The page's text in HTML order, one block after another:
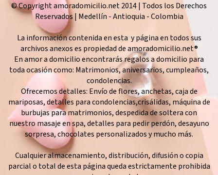
© Copyright amoradomicilio.net 2014 | Todos los Derechos
Reservados | Medellín - Antioquia - Colombia
La información contenida en esta y página en todos sus
archivos anexos es propiedad de amoradomicilio.net®
En amor a domicilio encontrarás regalos a domicilio para
toda ocasión como: Matrimonios, aniversarios, cumpleaños,
condolencias.
Ofrecemos detalles: Envío de flores, anchetas, caja de
mariposas, detalles para condolencias,crisálidas, máquina de
burbujas para matrimonios, despedida de soltera con
nuestro masaje en spa, detalles para pedir perdón, desayuno
sorpresa, chocolates personalizados y mucho más.
Cualquier almacenamiento, distribución, difusión o copia
parcial o total de esta página queda estrictamente prohibida